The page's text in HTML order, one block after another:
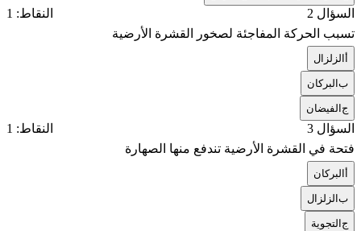
السؤال 2
النقاط: 1
تسبب الحركة المفاجئة لصخور القشرة الأرضية
الزلزال
بالبركان
جالفيضان
السؤال 3
النقاط: 1
فتحة في القشرة الأرضية تندفع منها الصهارة
البركان
بالزلزال
جالتجوية